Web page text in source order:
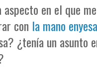
en el que
con la mano
¿tenía un asunto